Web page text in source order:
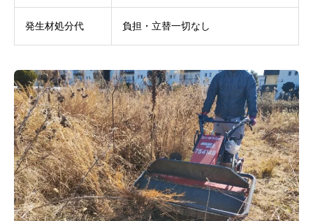
発生材処分代 負担・立替一切なし